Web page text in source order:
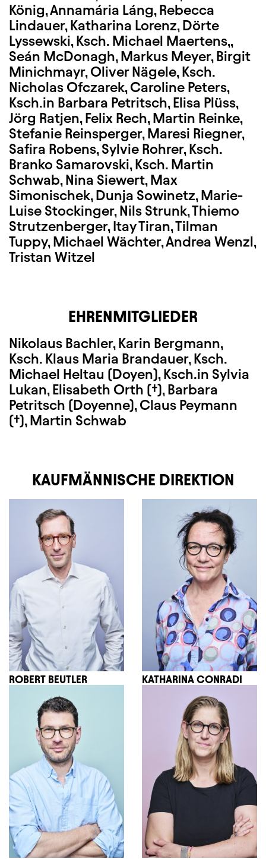
König, Annamária Láng, Rebecca
Lindauer, Katharina Lorenz, Dörte
Lyssewski, Ksch. Michael Maertens,,
Seán McDonagh, Markus Meyer, Birgit
Minichmayr, Oliver Nägele, Ksch.
Nicholas Ofczarek, Caroline Peters,
Ksch.in Barbara Petritsch, Elisa Plüss,
Jörg Ratjen, Felix Rech, Martin Reinke,
Stefanie Reinsperger, Maresi Riegner,
Safira Robens, Sylvie Rohrer, Ksch.
Branko Samarovski, Ksch. Martin
Schwab, Nina Siewert, Max
Simonischek, Dunja Sowinetz, Marie-
Luise Stockinger, Nils Strunk, Thiemo
Strutzenberger, Itay Tiran, Tilman
Tuppy, Michael Wächter, Andrea Wenzl,
Tristan Witzel
EHRENMITGLIEDER
Nikolaus Bachler, Karin Bergmann,
Ksch. Klaus Maria Brandauer, Ksch.
Michael Heltau (Doyen), Ksch.in Sylvia
Lukan, Elisabeth Orth (†), Barbara
Petritsch (Doyenne), Claus Peymann
(†), Martin Schwab
KAUFMÄNNISCHE DIREKTION
ROBERT BEUTLER KATHARINA CONRADI